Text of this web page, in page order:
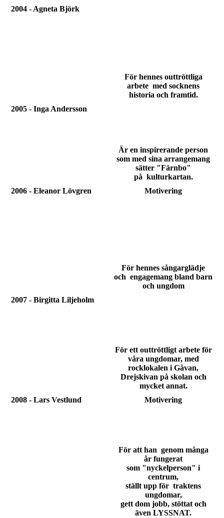
2004 - Agneta Björk
För hennes outtröttliga
arbete med socknens
historia och framtid.
2005 - Inga Andersson
Är en inspirerande person
som med sina arrangemang
sätter "Färnbo"
på kulturkartan.
2006 - Eleanor Lövgren
Motivering
För hennes sångarglädje
och engagemang bland barn
och ungdom
2007 - Birgitta Liljeholm
För ett outtröttligt arbete för
våra ungdomar, med
rocklokalen i Gåvan,
Drejskivan på skolan och
mycket annat.
2008 - Lars Vestlund
Motivering
För att han genom många
år fungerat
som "nyckelperson" i
centrum,
ställt upp för traktens
ungdomar,
gett dom jobb, stöttat och
även LYSSNAT.